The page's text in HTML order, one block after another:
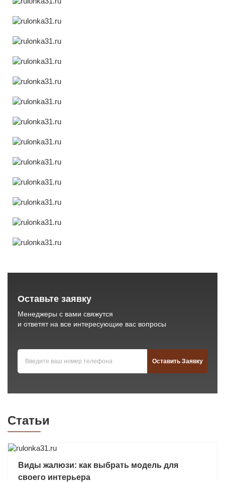
Оставьте заявку
Менеджеры с вами свяжутся
и ответят на все интересующие вас вопросы
Статьи
Виды жалюзи: как выбрать модель для
своего интерьера